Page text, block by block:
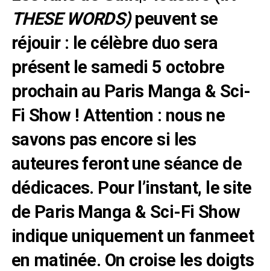
THESE WORDS)peuvent se
réjouir : le célèbre duo sera
présent le samedi 5 octobre
prochain au Paris Manga & Sci-
Fi Show ! Attention : nous ne
savons pas encore si les
auteures feront une séance de
dédicaces. Pour l’instant, le site
de Paris Manga & Sci-Fi Show
indique uniquement un fanmeet
en matinée. On croise les doigts